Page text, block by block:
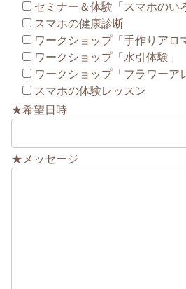
セミナー＆体験「スマホのい
スマホの健康診断
ワークショップ「手作りアロ
ワークショップ「水引体験」
ワークショップ「フラワーア
スマホの体験レッスン
★希望日時
★メッセージ